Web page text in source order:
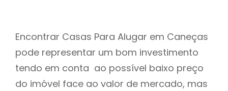
Encontrar Casas Para Alugar em Caneças
pode representar um bom investimento
tendo em conta ao possível baixo preço
do imóvel face ao valor de mercado, mas